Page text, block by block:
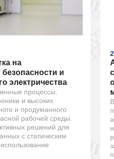
на
безопасности и
электричества
процессы,
и высоких
и продуманного
рабочей среды.
решений для
с статическим